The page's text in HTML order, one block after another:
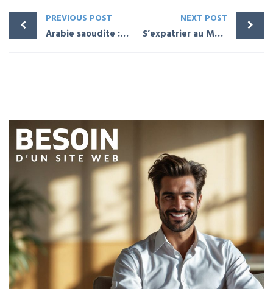
PREVIOUS POST
Arabie saoudite : une transition écologique et durable
NEXT POST
S’expatrier au Maroc : Nos conseils